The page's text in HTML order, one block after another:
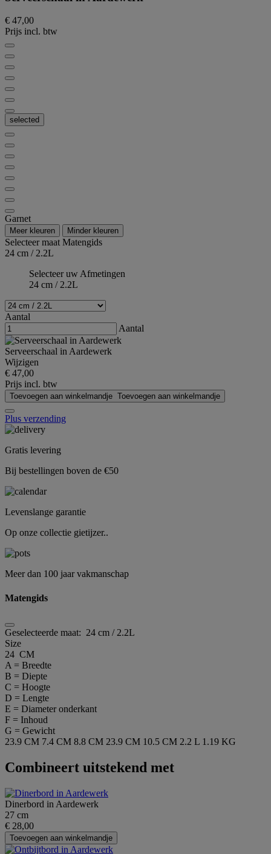
€ 47,00
Prijs incl. btw
selected
Garnet
Meer kleuren Minder kleuren
Selecteer maatMatengids
24 cm / 2.2L
Selecteer uw Afmetingen
24 cm / 2.2L
Aantal
Aantal
Serveerschaal in Aardewerk
Wijzigen
€ 47,00
Prijs incl. btw
Toevoegen aan winkelmandje Toevoegen aan winkelmandje
Plus verzending
Gratis levering
Bij bestellingen boven de €50
Levenslange garantie
Op onze collectie gietijzer..
Meer dan 100 jaar vakmanschap
Matengids
Geselecteerde maat: 24 cm / 2.2L
Size
24 CM
A = Breedte
B = Diepte
C = Hoogte
D = Lengte
E = Diameter onderkant
F = Inhoud
G = Gewicht
23.9 CM 7.4 CM 8.8 CM 23.9 CM 10.5 CM 2.2 L 1.19 KG
Combineert uitstekend met
Dinerbord in Aardewerk
27 cm
€ 28,00
Toevoegen aan winkelmandje